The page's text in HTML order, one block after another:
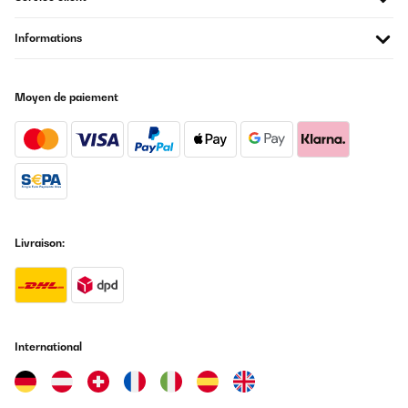
Informations
Moyen de paiement
Livraison:
International